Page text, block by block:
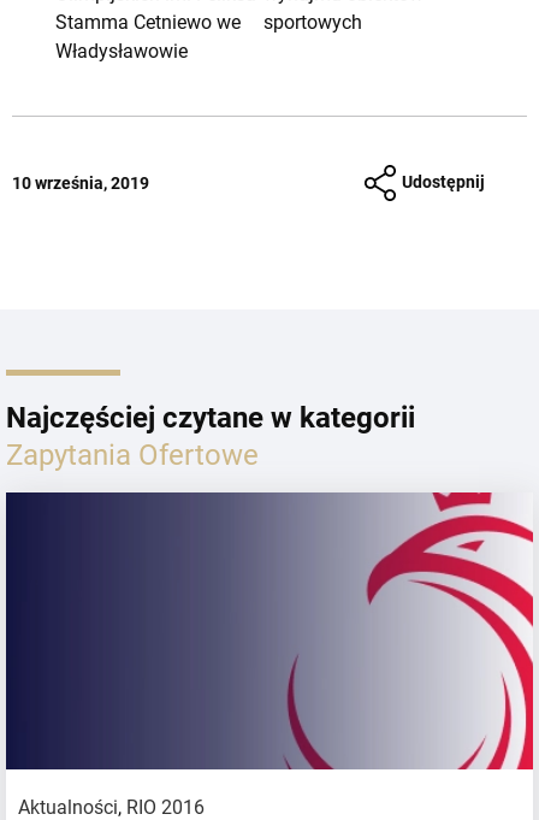
Stamma Cetniewo we
Władysławowie
sportowych
10 września, 2019 Udostępnij
Najczęściej czytane w kategorii
Zapytania Ofertowe
Aktualności, RIO 2016